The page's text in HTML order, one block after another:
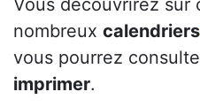
Vous découvrirez sur
nombreux calendriers
vous pourrez
imprimer.